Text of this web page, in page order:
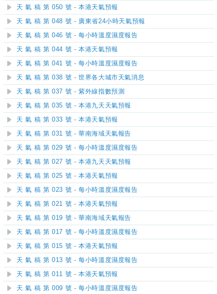
天 氣 稿 第 050 號 - 本港天氣預報
天 氣 稿 第 048 號 - 廣東省24小時天氣預報
天 氣 稿 第 046 號 - 每小時溫度濕度報告
天 氣 稿 第 044 號 - 本港天氣預報
天 氣 稿 第 041 號 - 每小時溫度濕度報告
天 氣 稿 第 038 號 - 世界各大城市天氣消息
天 氣 稿 第 037 號 - 紫外線指數預測
天 氣 稿 第 035 號 - 本港九天天氣預報
天 氣 稿 第 033 號 - 本港天氣預報
天 氣 稿 第 031 號 - 華南海域天氣報告
天 氣 稿 第 029 號 - 每小時溫度濕度報告
天 氣 稿 第 027 號 - 本港九天天氣預報
天 氣 稿 第 025 號 - 本港天氣預報
天 氣 稿 第 023 號 - 每小時溫度濕度報告
天 氣 稿 第 021 號 - 本港天氣預報
天 氣 稿 第 019 號 - 華南海域天氣報告
天 氣 稿 第 017 號 - 每小時溫度濕度報告
天 氣 稿 第 015 號 - 本港天氣預報
天 氣 稿 第 013 號 - 每小時溫度濕度報告
天 氣 稿 第 011 號 - 本港天氣預報
天 氣 稿 第 009 號 - 每小時溫度濕度報告